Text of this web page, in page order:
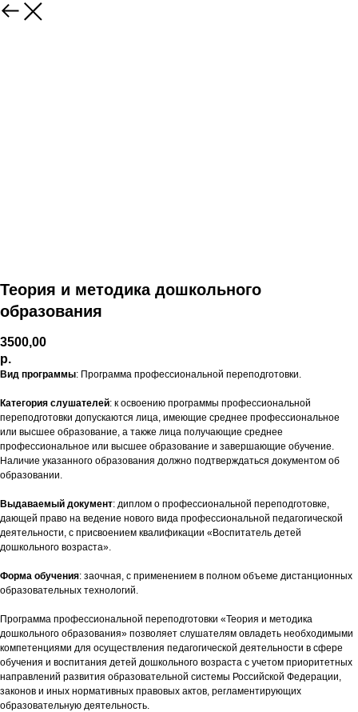
Теория и методика дошкольного
образования
3500,00
р.
Вид программы: Программа профессиональной переподготовки.
Категория слушателей: к освоению программы профессиональной
переподготовки допускаются лица, имеющие среднее профессиональное
или высшее образование, а также лица получающие среднее
профессиональное или высшее образование и завершающие обучение.
Наличие указанного образования должно подтверждаться документом об
образовании.
Выдаваемый документ: диплом о профессиональной переподготовке,
дающей право на ведение нового вида профессиональной педагогической
деятельности, с присвоением квалификации «Воспитатель детей
дошкольного возраста».
Форма обучения: заочная, с применением в полном объеме дистанционных
образовательных технологий.
Программа профессиональной переподготовки «Теория и методика
дошкольного образования» позволяет слушателям овладеть необходимыми
компетенциями для осуществления педагогической деятельности в сфере
обучения и воспитания детей дошкольного возраста с учетом приоритетных
направлений развития образовательной системы Российской Федерации,
законов и иных нормативных правовых актов, регламентирующих
образовательную деятельность.